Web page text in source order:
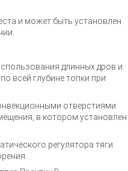
и может быть установлен
длинных дров и
всей глубине топки при
отверстиями
в котором установлен
регулятора тяги